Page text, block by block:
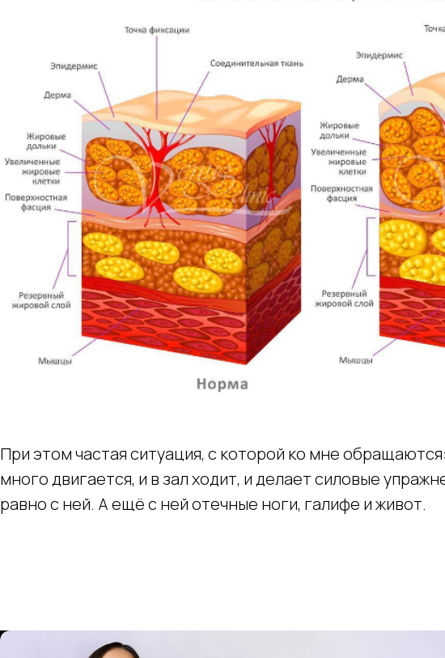
При этом частая ситуация, с которой ко мне
много двигается, и в зал ходит, и делает силовые
равно с ней. А ещё с ней отечные ноги, галифе и живот.